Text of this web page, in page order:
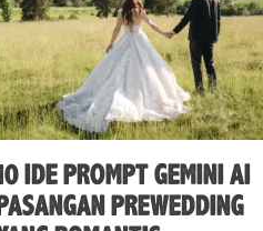
IDE PROMPT GEMINI AI
PREWEDDING